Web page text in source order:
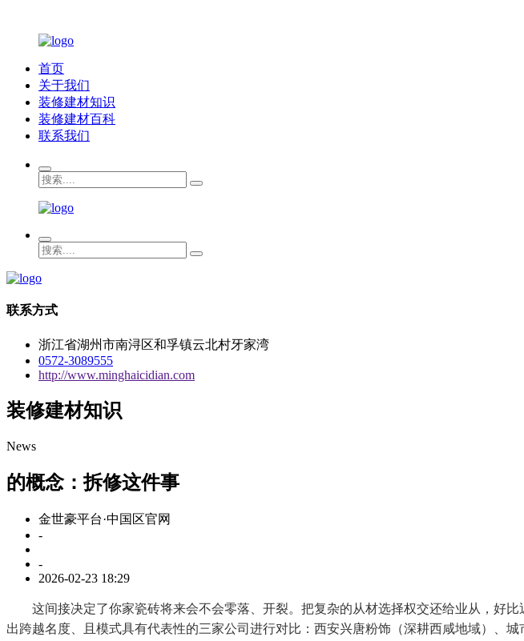
首页
关于我们
装修建材知识
装修建材百科
联系我们
联系方式
浙江省湖州市南浔区和孚镇云北村牙家湾
0572-3089555
http://www.minghaicidian.com
装修建材知识
News
的概念：拆修这件事
金世豪平台·中国区官网
-
-
2026-02-23 18:29
这间接决定了你家瓷砖将来会不会零落、开裂。把复杂的从材选择权交还给业从，好比
出跨越名度、且模式具有代表性的三家公司进行对比：西安兴唐粉饰（深耕西咸地域）、